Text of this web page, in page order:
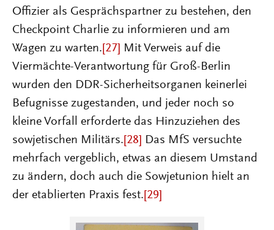
Offizier als Gesprächspartner zu bestehen, den
Checkpoint Charlie zu informieren und am
Wagen zu warten. [27] Mit Verweis auf die
Viermächte-Verantwortung für Groß-Berlin
wurden den DDR-Sicherheitsorganen keinerlei
Befugnisse zugestanden, und jeder noch so
kleine Vorfall erforderte das Hinzuziehen des
sowjetischen Militärs. [28] Das MfS versuchte
mehrfach vergeblich, etwas an diesem Umstand
zu ändern, doch auch die Sowjetunion hielt an
der etablierten Praxis fest. [29]